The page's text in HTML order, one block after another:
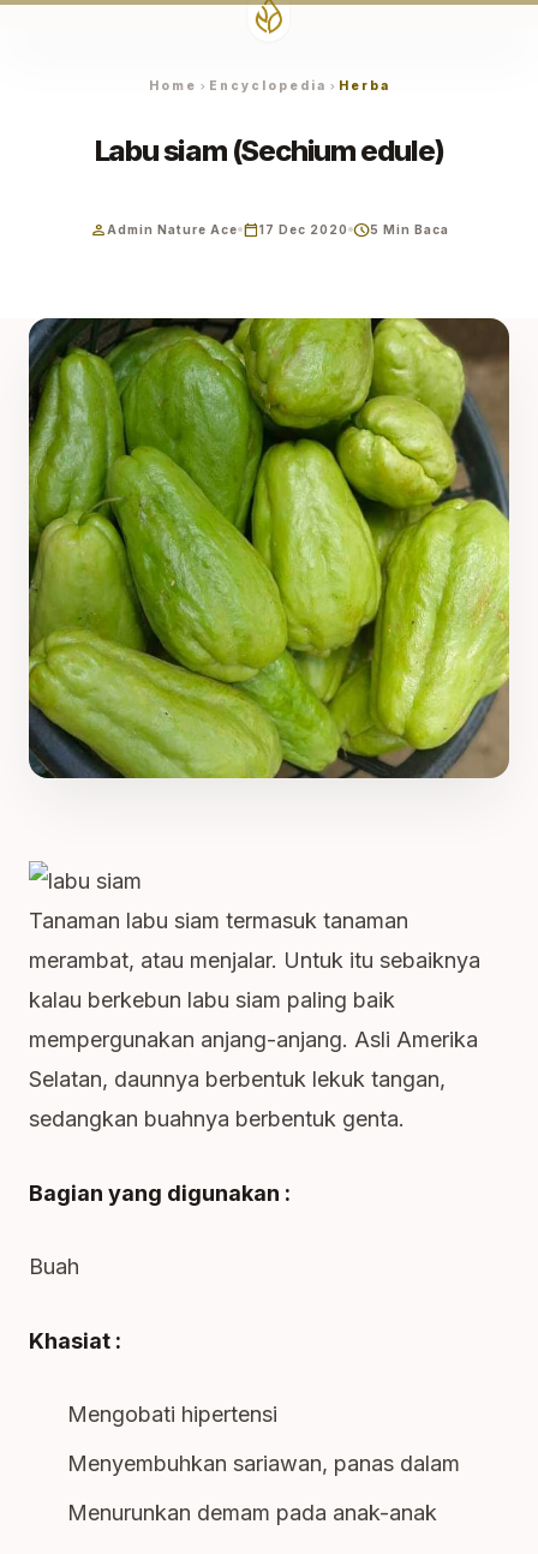
Home chevron_right Encyclopedia chevron_right Herba
Labu siam (Sechium edule)
person Admin Nature Ace calendar_today17 Dec 2020 schedule5 Min Baca
Tanaman labu siam termasuk tanaman
merambat, atau menjalar. Untuk itu sebaiknya
kalau berkebun labu siam paling baik
mempergunakan anjang-anjang. Asli Amerika
Selatan, daunnya berbentuk lekuk tangan,
sedangkan buahnya berbentuk genta.
Bagian yang digunakan :
Buah
Khasiat :
Mengobati hipertensi
Menyembuhkan sariawan, panas dalam
Menurunkan demam pada anak-anak